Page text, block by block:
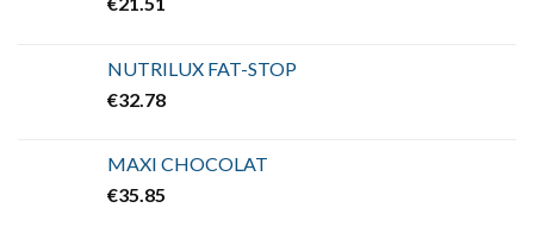
NUTRILUX FAT-STOP
€32.78
MAXI CHOCOLAT
€35.85